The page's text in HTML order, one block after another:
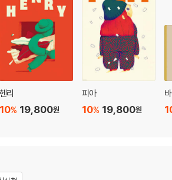
헨리
19,800원
10%
피아
19,800원
10%